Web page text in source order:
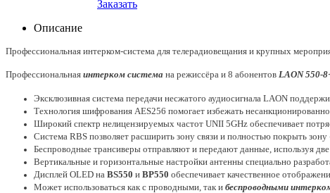
Заказать
Описание
Профессиональная интерком-система для телерадиовещания и крупных
Профессиональная интерком система на режиссёра и 8 абонентов LAON 550-
Эксклюзивная система передачи несжатого аудиосигнала LAON
Технология шифрования AES256 помогает избежать
Широкий спектр нелицензируемых частот UNII 5GHz обеспечивает
Система RBS позволяет расширить зону связи и полностью покрыть зону
Беспроводные трансиверы отправляют и передают данные, используя
Вертикальные и горизонтальные настройки антенны специально
Дисплей OLED на BS550 и BP550 обеспечивает качественное
Может использоваться как с проводными, так и беспроводными